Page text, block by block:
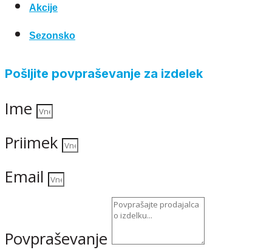
Akcije
Sezonsko
Pošljite povpraševanje za izdelek
Ime
Priimek
Email
Povpraševanje